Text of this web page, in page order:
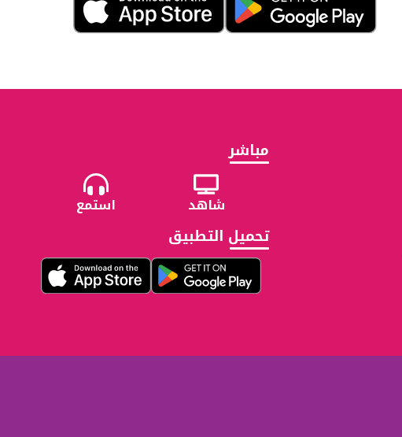
مباشر
شاهد استمع
تحميل التطبيق